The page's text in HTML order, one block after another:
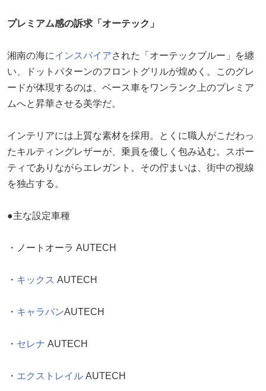
プレミアム感の訴求「オーテック」
湘南の海にインスパイアされた「オーテックブルー」を纏
い、ドットパターンのフロントグリルが煌めく。このグレ
ードが体現するのは、ベース車をワンランク上のプレミア
ムへと昇華させる美学だ。
インテリアには上質な素材を採用。とくに職人がこだわっ
たキルティングレザーが、乗員を優しく包み込む。スポー
ティでありながらエレガント。その佇まいは、街中の視線
を独占する。
●主な設定車種
・ノートオーラ AUTECH
・ キックス AUTECH
・ キャラバンAUTECH
・ セレナ AUTECH
・ エクストレイル AUTECH